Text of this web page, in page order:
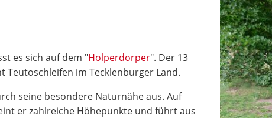
es sich auf dem "Holperdorper". Der 13
Teutoschleifen im Tecklenburger Land.
seine besondere Naturnähe aus. Auf
er zahlreiche Höhepunkte und führt aus